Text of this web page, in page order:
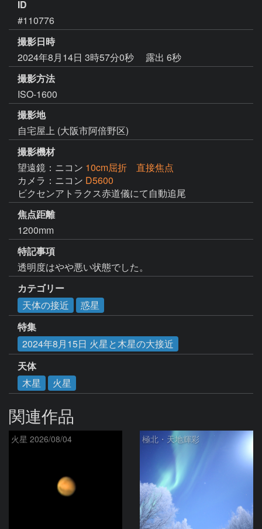
ID
#110776
撮影日時
2024年8月14日 3時57分0秒
露出 6秒
撮影方法
ISO-1600
撮影地
自宅屋上 (大阪市阿倍野区)
撮影機材
望遠鏡：ニコン 10cm屈折 直接焦点
カメラ：ニコン D5600
ビクセンアトラクス赤道儀にて自動追尾
焦点距離
1200mm
特記事項
透明度はやや悪い状態でした。
カテゴリー
天体の接近
惑星
特集
2024年8月15日 火星と木星の大接近
天体
木星
火星
関連作品
火星 2026/08/04 極北・天地輝彩